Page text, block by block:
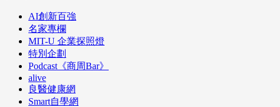
AI創新百強
名家專欄
MIT-U 企業探照燈
特別企劃
Podcast《商周Bar》
alive
良醫健康網
Smart自學網